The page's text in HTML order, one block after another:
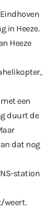
in Heeze.
Heeze
een
duurt de
dat nog
station
weert.